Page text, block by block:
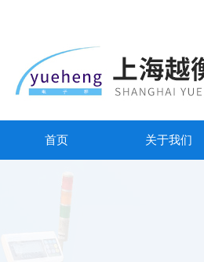
首页 关于我们